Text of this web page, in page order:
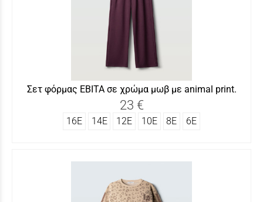
Σετ φόρμας ΕΒΙΤΑ σε χρώμα μωβ με animal print.
23 €
16Ε 14Ε 12Ε 10Ε 8Ε 6Ε